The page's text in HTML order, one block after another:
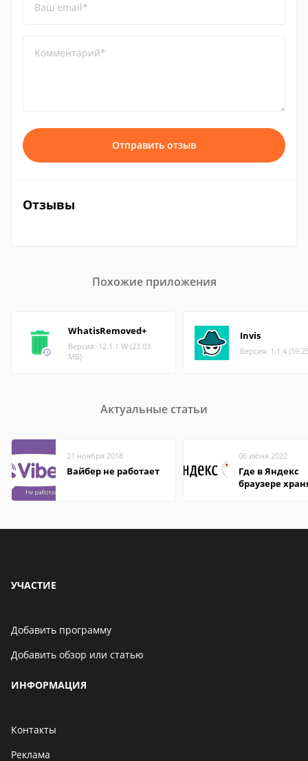
Ваш email*
Комментарий*
Отправить отзыв
Отзывы
Похожие приложения
WhatisRemoved+
Версия: 12.1.1 W (23.03
МБ)
Invis
Версия: 1.1.4
Актуальные статьи
21 ноября 2018
Вайбер не работает
06 июня 2022
Где в Яндекс
браузере
УЧАСТИЕ
Добавить программу
Добавить обзор или статью
ИНФОРМАЦИЯ
Контакты
Реклама